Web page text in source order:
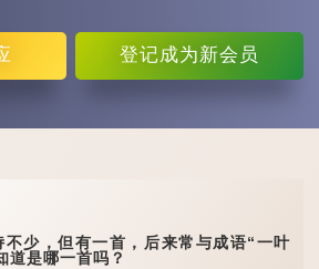
登记成为新会员
，但有一首，后来常与成语“一叶
道是哪一首吗？